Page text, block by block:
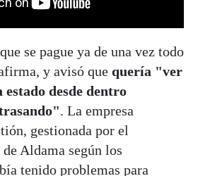
se pague ya de una vez todo
y avisó que quería "ver
estado desde dentro
. La empresa
gestionada por el
Aldama según los
tenido problemas para